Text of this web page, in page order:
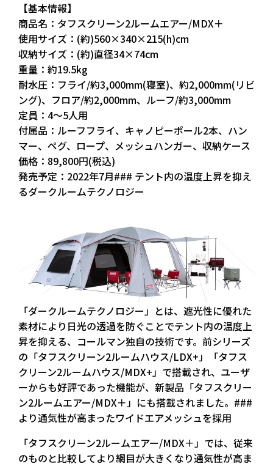
【基本情報】
商品名：タフスクリーン2ルームエアー/MDX＋
使用サイズ：(約)560×340×215(h)cm
収納サイズ：(約)直径34×74cm
重量：約19.5kg
耐水圧：フライ/約3,000mm(寝室)、約2,000mm(リビ
ング)、フロア/約2,000mm、ルーフ/約3,000mm
定員：4～5人用
付属品：ルーフフライ、キャノピーポール2本、ハン
マー、ペグ、ロープ、メッシュハンガー、収納ケース
価格：89,800円(税込)
発売予定：2022年7月### テント内の温度上昇を抑え
るダークルームテクノロジー
「ダークルームテクノロジー」とは、遮光性に優れた
素材により日光の透過を防ぐことでテント内の温度上
昇を抑える、コールマン独自の技術です。前シリーズ
の「タフスクリーン2ルームハウス/LDX+」「タフス
クリーン2ルームハウス/MDX+」で搭載され、ユーザ
ーからも好評であった機能が、新製品「タフスクリー
ン2ルームエアー/MDX＋」にも搭載されました。###
より通気性が高まったワイドエアメッシュを採用
「タフスクリーン2ルームエアー/MDX＋」では、従来
のものと比較してより網目が大きくなり通気性が高ま